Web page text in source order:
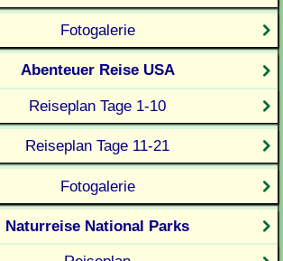
Fotogalerie
Abenteuer Reise USA
Reiseplan Tage 1-10
Reiseplan Tage 11-21
Fotogalerie
Naturreise National Parks